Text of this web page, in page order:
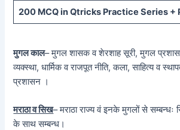
200 MCQ in Qtricks Practice Series +
मुगल काल– मुगल शासक व शेरशाह सूरी, मुगल
व्यक्स्था, धार्मिक व राजपूत नीति, कला, साहित्य व
प्रशासन ।
मराठा व सिख– मराठा राज्य वं इनके मुगलों से
के साथ सम्बन्ध।